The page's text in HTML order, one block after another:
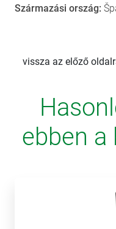
Származási ország:
vissza az előző
ebben a